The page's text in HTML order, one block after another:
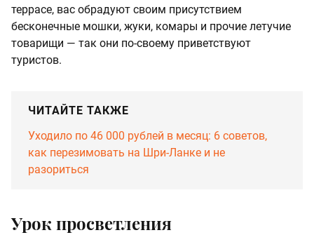
террасе, вас обрадуют своим присутствием
бесконечные мошки, жуки, комары и прочие летучие
товарищи — так они по-своему приветствуют
туристов.
ЧИТАЙТЕ ТАКЖЕ
Уходило по 46 000 рублей в месяц: 6 советов,
как перезимовать на Шри-Ланке и не
разориться
Урок просветления